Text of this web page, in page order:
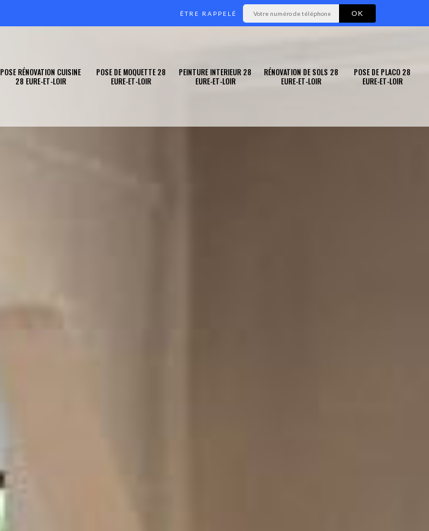
ÊTRE RAPPELÉ
POSE RÉNOVATION CUISINE
28 EURE-ET-LOIR
POSE DE MOQUETTE 28
EURE-ET-LOIR
PEINTURE INTERIEUR 28
EURE-ET-LOIR
RÉNOVATION DE SOLS 28
EURE-ET-LOIR
POSE DE PLACO 28
EURE-ET-LOIR